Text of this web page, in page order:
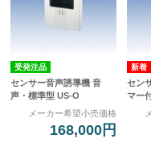
受発注品
センサー音声誘導機 音
声・標準型 US-O
メーカー希望小売価格
168,000円
セン
マー